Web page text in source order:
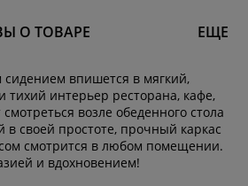
О ТОВАРЕ ЕЩЕ
сидением впишется в мягкий,
интерьер ресторана, кафе,
возле обеденного стола
своей простоте, прочный каркас
смотрится в любом помещении.
и вдохновением!